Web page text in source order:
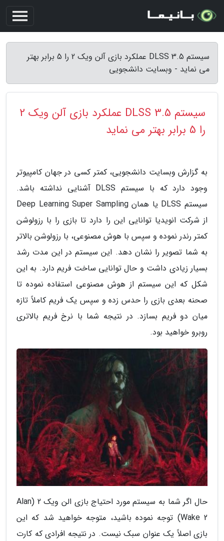
سیستم DLSS 3.5 عملکرد بازی آلن ویک 2 را 5 برابر بهتر
می نماید - وبسایت دانشجویی
سیستم DLSS 3.5 عملکرد بازی آلن ویک 2
را 5 برابر بهتر می نماید
به گزارش وبسایت دانشجویی، کمتر کسی در جهان کامپیوتر
وجود دارد که با سیستم DLSS آشنایی نداشته باشد.
سیستم DLSS یا همان Deep Learning Super Sampling
از شرکت انویدیا توانایی این را دارد تا بازی را با رزولوشن
کمتر رندر نموده و سپس با هوش مصنوعی، با رزولوشن بالاتر
به شما تصویر را نشان دهد. این سیستم در این مدت رشد
بسیار زیادی داشت و حال توانایی ساخت فریم دارد. به این
شکل که این سیستم از هوش مصنوعی استفاده نموده تا
صحنه بعدی بازی را حدس زده و سپس یک فریم کاملاً تازه
میان دو فریم بسازد. در نتیجه شما با نرخ فریم بالاتری
روبرو خواهید بود.
حال اگر شما به سیستم مورد احتیاج بازی الن ویک 2 (Alan
Wake 2) توجه نموده باشید، متوجه خواهید شد که این
بازی اصلاً یک عنوان سبک نیست. در نتیجه افرادی که کارت